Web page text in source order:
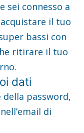
sei connesso a
il tuo
bassi con
ritirare il tuo
dati
password,
di